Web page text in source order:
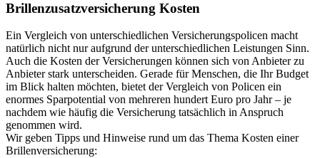
Brillenzusatzversicherung Kosten
Ein Vergleich von unterschiedlichen Versicherungspolicen macht
natürlich nicht nur aufgrund der unterschiedlichen Leistungen Sinn.
Auch die Kosten der Versicherungen können sich von Anbieter zu
Anbieter stark unterscheiden. Gerade für Menschen, die Ihr Budget
im Blick halten möchten, bietet der Vergleich von Policen ein
enormes Sparpotential von mehreren hundert Euro pro Jahr – je
nachdem wie häufig die Versicherung tatsächlich in Anspruch
genommen wird.
Wir geben Tipps und Hinweise rund um das Thema Kosten einer
Brillenversicherung: